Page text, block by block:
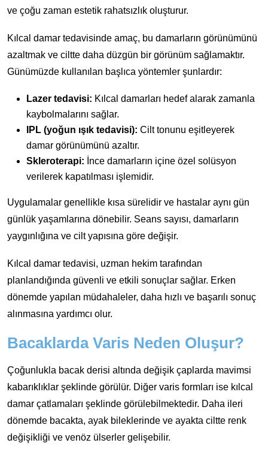
ve çoğu zaman estetik rahatsızlık oluşturur.
Kılcal damar tedavisinde amaç, bu damarların görünümünü
azaltmak ve ciltte daha düzgün bir görünüm sağlamaktır.
Günümüzde kullanılan başlıca yöntemler şunlardır:
Lazer tedavisi: Kılcal damarları hedef alarak zamanla
kaybolmalarını sağlar.
IPL (yoğun ışık tedavisi): Cilt tonunu eşitleyerek
damar görünümünü azaltır.
Skleroterapi: İnce damarların içine özel solüsyon
verilerek kapatılması işlemidir.
Uygulamalar genellikle kısa sürelidir ve hastalar aynı gün
günlük yaşamlarına dönebilir. Seans sayısı, damarların
yaygınlığına ve cilt yapısına göre değişir.
Kılcal damar tedavisi, uzman hekim tarafından
planlandığında güvenli ve etkili sonuçlar sağlar. Erken
dönemde yapılan müdahaleler, daha hızlı ve başarılı sonuç
alınmasına yardımcı olur.
Bacaklarda Varis Neden Oluşur?
Çoğunlukla bacak derisi altında değişik çaplarda mavimsi
kabarıklıklar şeklinde görülür. Diğer varis formları ise kılcal
damar çatlamaları şeklinde görülebilmektedir. Daha ileri
dönemde bacakta, ayak bileklerinde ve ayakta ciltte renk
değişikliği ve venöz ülserler gelişebilir.